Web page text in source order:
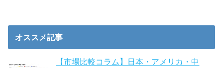
オススメ記事
【市場比較コラム】日本・アメリカ・中